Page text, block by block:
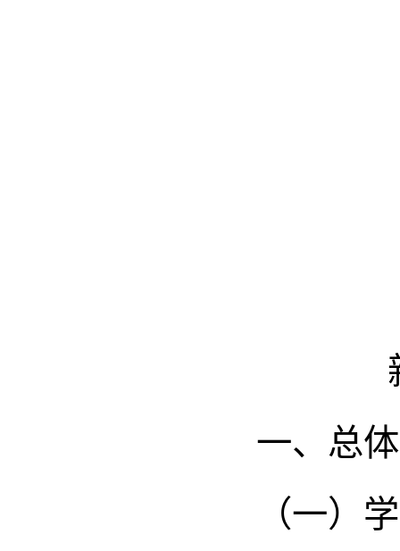
一、总
（一）